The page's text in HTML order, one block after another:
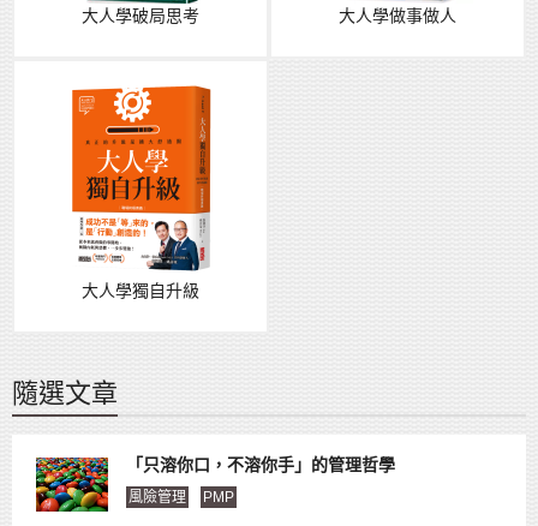
大人學破局思考 大人學做事做人
大人學獨自升級
隨選文章
「只溶你口，不溶你手」的管理哲學
風險管理 PMP